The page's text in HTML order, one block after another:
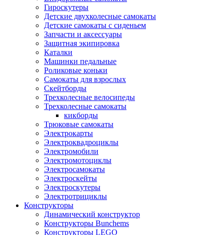
Гироскутеры
Детские двухколесные самокаты
Детские самокаты с сиденьем
Запчасти и аксессуары
Защитная экипировка
Каталки
Машинки педальные
Роликовые коньки
Самокаты для взрослых
Скейтборды
Трехколесные велосипеды
Трехколесные самокаты
кикборды
Трюковые самокаты
Электрокарты
Электроквадроциклы
Электромобили
Электромотоциклы
Электросамокаты
Электроскейты
Электроскутеры
Электротрициклы
Конструкторы
Динамический конструктор
Конструкторы Bunchems
Конструкторы LEGO